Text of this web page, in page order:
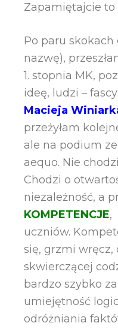
Zapamiętajcie to
Po paru
nazwę),
1. stopnia MK,
ideę, ludzi –
Macieja
przeżyłam
ale na podium
aequo. Nie
Chodzi o
niezależność, a
KOMPETENCJE,
uczniów.
się, grzmi wręcz,
skwierczącej
bardzo szybko
umiejętność
odróżniania